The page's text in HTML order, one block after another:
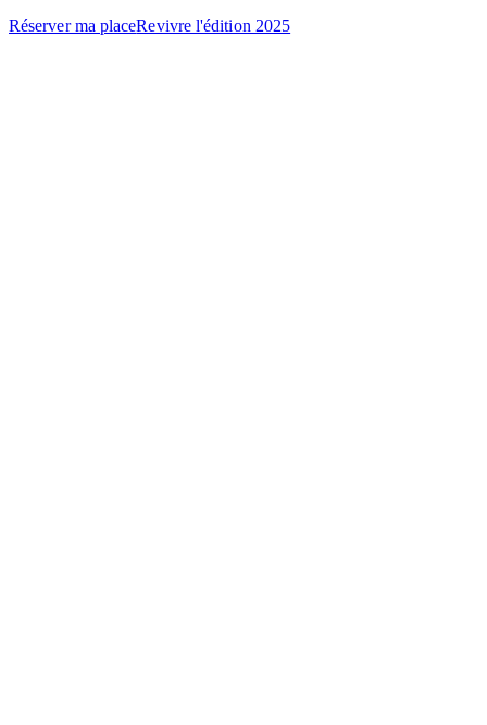
Réserver ma placeRevivre l'édition 2025